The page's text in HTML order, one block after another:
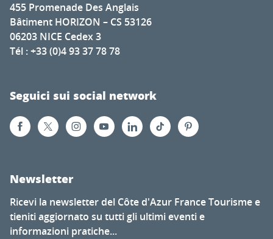
455 Promenade Des Anglais
Bâtiment HORIZON – CS 53126
06203 NICE Cedex 3
Tél : +33 (0)4 93 37 78 78
Seguici sui social network
Newsletter
Ricevi la newsletter del Côte d'Azur France Tourisme e
tieniti aggiornato su tutti gli ultimi eventi e
informazioni pratiche...